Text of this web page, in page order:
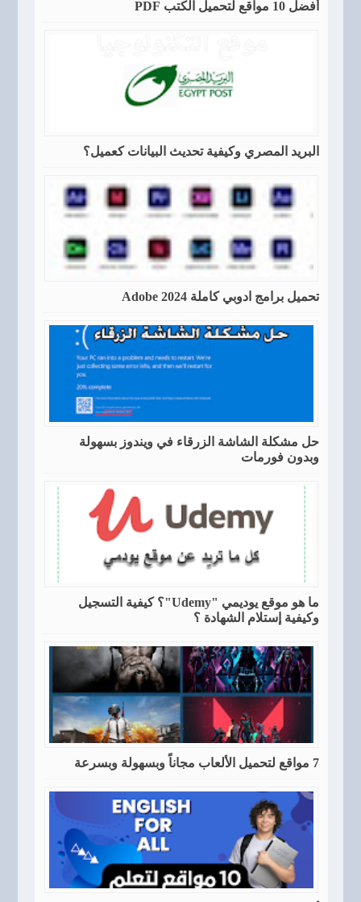
أفضل 10 مواقع لتحميل الكتب PDF
البريد المصري وكيفية تحديث البيانات كعميل؟
تحميل برامج ادوبي كاملة Adobe 2024
حل مشكلة الشاشة الزرقاء في ويندوز بسهولة
وبدون فورمات
ما هو موقع يوديمي "Udemy"؟ كيفية التسجيل
وكيفية إستلام الشهادة ؟
7 مواقع لتحميل الألعاب مجاناً وبسهولة وبسرعة